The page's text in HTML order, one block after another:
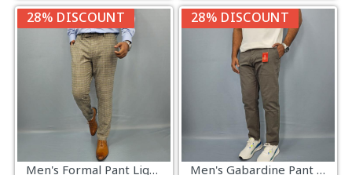
28% DISCOUNT
Men's Formal Pant Light Grey Glen Plaid
28% DISCOUNT
Men's Gabardine Pant Medium Grey